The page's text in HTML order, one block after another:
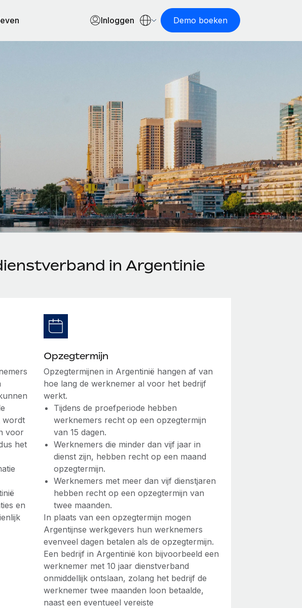
Inloggen Demo boeken
in Argentinie
wordt
voor
het
en
Opzegtermijn
Opzegtermijnen in Argentinië hangen af van
hoe lang de werknemer al voor het bedrijf
werkt.
Tijdens de proefperiode hebben
werknemers recht op een opzegtermijn
van 15 dagen.
Werknemers die minder dan vijf jaar in
dienst zijn, hebben recht op een maand
opzegtermijn.
Werknemers met meer dan vijf dienstjaren
hebben recht op een opzegtermijn van
twee maanden.
In plaats van een opzegtermijn mogen
Argentijnse werkgevers hun werknemers
evenveel dagen betalen als de opzegtermijn.
Een bedrijf in Argentinië kon bijvoorbeeld een
werknemer met 10 jaar dienstverband
onmiddellijk ontslaan, zolang het bedrijf de
werknemer twee maanden loon betaalde,
naast een eventueel vereiste